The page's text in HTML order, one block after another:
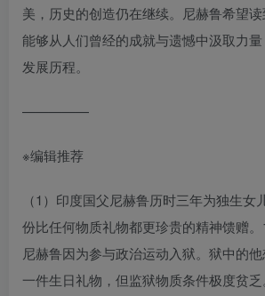
美，历史的创造仍在继续。尼赫鲁希望读
能够从人们曾经的成就与遗憾中汲取力
发展历程。
—————
※编辑推荐
（1）印度国父尼赫鲁历时三年为独生女
份比任何物质礼物都更珍贵的精神馈赠
尼赫鲁因为参与政治运动入狱。狱中的
一件生日礼物，但监狱物质条件极度贫